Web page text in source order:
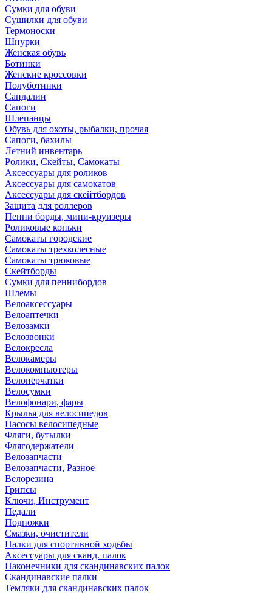
Сумки для обуви
Сушилки для обуви
Термоноски
Шнурки
Женская обувь
Ботинки
Женские кроссовки
Полуботинки
Сандалии
Сапоги
Шлепанцы
Обувь для охоты, рыбалки, прочая
Сапоги, бахилы
Летний инвентарь
Ролики, Скейты, Самокаты
Аксессуары для роликов
Аксессуары для самокатов
Аксессуары для скейтбордов
Защита для роллеров
Пенни борды, мини-круизеры
Роликовые коньки
Самокаты городские
Самокаты трехколесные
Самокаты трюковые
Скейтборды
Сумки для пеннибордов
Шлемы
Велоаксессуары
Велоаптечки
Велозамки
Велозвонки
Велокресла
Велокамеры
Велокомпьютеры
Велоперчатки
Велосумки
Велофонари, фары
Крылья для велосипедов
Насосы велосипедные
Фляги, бутылки
Флягодержатели
Велозапчасти
Велозапчасти, Разное
Велорезина
Грипсы
Ключи, Инструмент
Педали
Подножки
Смазки, очистители
Палки для спортивной ходьбы
Аксессуары для сканд. палок
Наконечники для скандинавских палок
Скандинавские палки
Темляки для скандинавских палок